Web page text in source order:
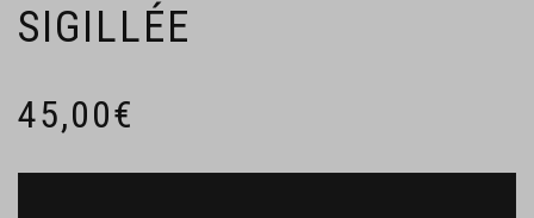
SIGILLÉE
45,00€